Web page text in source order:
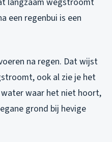
een regenbui is een
na regen. Dat wijst
ook al zie je het
waar het niet hoort,
grond bij hevige